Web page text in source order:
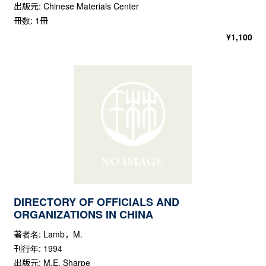
出版元: Chinese Materials Center
冊数: 1冊
¥1,100
DIRECTORY OF OFFICIALS AND
ORGANIZATIONS IN CHINA
著者名: Lamb，M.
刊行年: 1994
出版元: M.E. Sharpe